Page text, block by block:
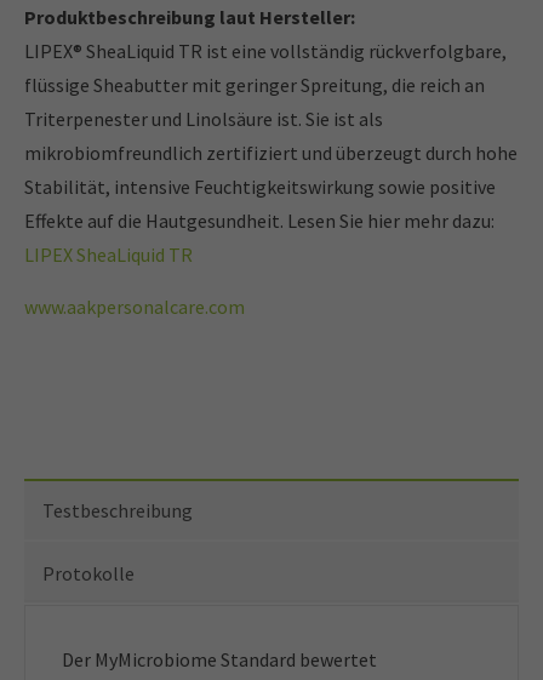
Produktbeschreibung laut Hersteller:
LIPEX® SheaLiquid TR ist eine vollständig rückverfolgbare,
flüssige Sheabutter mit geringer Spreitung, die reich an
Triterpenester und Linolsäure ist. Sie ist als
mikrobiomfreundlich zertifiziert und überzeugt durch hohe
Stabilität, intensive Feuchtigkeitswirkung sowie positive
Effekte auf die Hautgesundheit. Lesen Sie hier mehr dazu:
LIPEX SheaLiquid TR
www.aakpersonalcare.com
Testbeschreibung
Protokolle
Der MyMicrobiome Standard bewertet